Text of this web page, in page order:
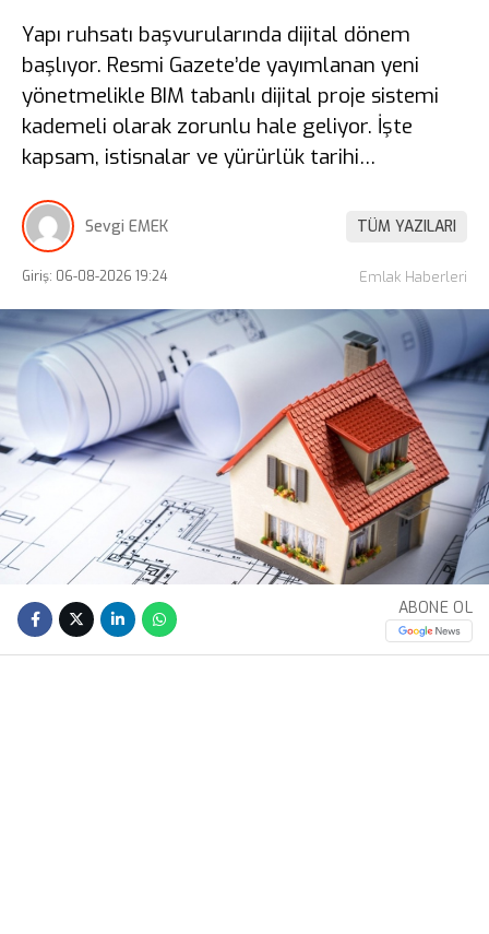
Yapı ruhsatı başvurularında dijital dönem
başlıyor. Resmi Gazete’de yayımlanan yeni
yönetmelikle BIM tabanlı dijital proje sistemi
kademeli olarak zorunlu hale geliyor. İşte
kapsam, istisnalar ve yürürlük tarihi…
Sevgi EMEK TÜM YAZILARI
Giriş: 06-08-2026 19:24 Emlak Haberleri
ABONE OL